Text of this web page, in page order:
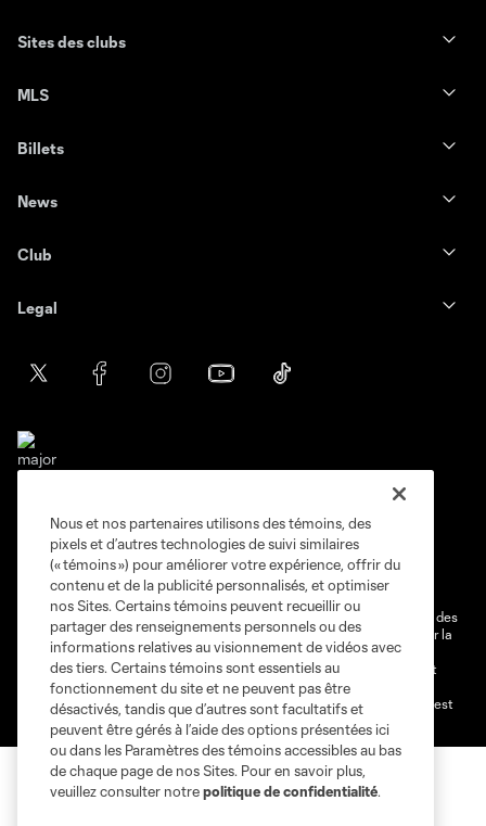
Sites des clubs
MLS
Billets
News
Club
Legal
Conditions d'utilisation
Politique de confidentialité
Ne vendez pas et ne partagez pas mes information personnelles.
Paramètres des témoins
@2026 MLS. Le nom et l'écusson Major League Soccer et MLS sont des
marques déposées de Major League Soccer, LLC (“MLS”) protégés par la
loi. Les noms et les logos des différentes équipes de MLS sont des
marques déposées ou des marques de droit commun de MLS ou sont
utilisées avec l’autorisation ou l'accord tacite préalable de leurs
propriétaires. Toute l’utilisation de leurs noms et logos non-autorisée est
par conséquent prohibée est interdite.
Nous et nos partenaires utilisons des témoins, des
pixels et d’autres technologies de suivi similaires
(« témoins ») pour améliorer votre expérience, offrir du
contenu et de la publicité personnalisés, et optimiser
nos Sites. Certains témoins peuvent recueillir ou
partager des renseignements personnels ou des
informations relatives au visionnement de vidéos avec
des tiers. Certains témoins sont essentiels au
fonctionnement du site et ne peuvent pas être
désactivés, tandis que d’autres sont facultatifs et
peuvent être gérés à l’aide des options présentées ici
ou dans les Paramètres des témoins accessibles au bas
de chaque page de nos Sites. Pour en savoir plus,
veuillez consulter notrepolitique de confidentialité.